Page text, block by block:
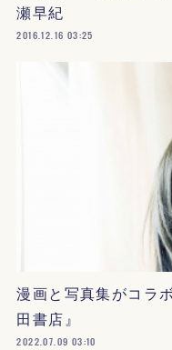
瀬早紀
2016.12.16 03:25
漫画と写真集がコラ
田書店』
2022.07.09 03:10